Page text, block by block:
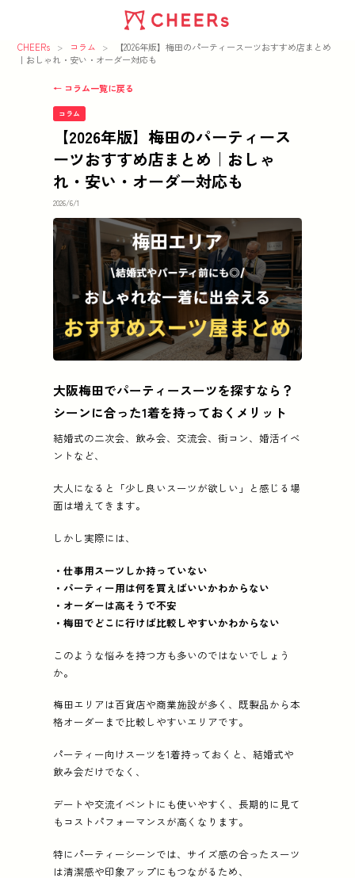
CHEERs > コラム >
【2026年版】梅田のパーティースーツおすすめ店まとめ
｜おしゃれ・安い・オーダー対応も
← コラム一覧に戻る
コラム
【2026年版】梅田のパーティース
ーツおすすめ店まとめ｜おしゃ
れ・安い・オーダー対応も
2026/6/1
この記事の要点
大阪梅田でパーティースーツを探すなら？シーンに
紹介店 (5店):FABRIC TOKYO 大阪梅田、麻布テーラ
大阪梅田でパーティースーツを探すなら？
シーンに合った1着を持っておくメリット
結婚式の二次会、飲み会、交流会、街コン、婚活イベ
ントなど、
大人になると「少し良いスーツが欲しい」と感じる場
面は増えてきます。
しかし実際には、
・仕事用スーツしか持っていない
・パーティー用は何を買えばいいかわからない
・オーダーは高そうで不安
・梅田でどこに行けば比較しやすいかわからない
このような悩みを持つ方も多いのではないでしょう
か。
梅田エリアは百貨店や商業施設が多く、既製品から本
格オーダーまで比較しやすいエリアです。
パーティー向けスーツを1着持っておくと、結婚式や
飲み会だけでなく、
デートや交流イベントにも使いやすく、長期的に見て
もコストパフォーマンスが高くなります。
特にパーティーシーンでは、サイズ感の合ったスーツ
は清潔感や印象アップにもつながるため、